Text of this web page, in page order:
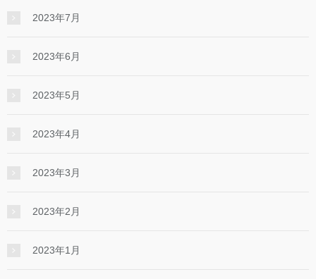
2023年7月
2023年6月
2023年5月
2023年4月
2023年3月
2023年2月
2023年1月